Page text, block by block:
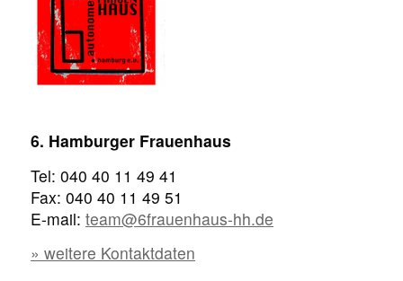
6. Hamburger Frauenhaus
Tel: 040 40 11 49 41
Fax: 040 40 11 49 51
E-mail: team@6frauenhaus-hh.de
» weitere Kontaktdaten